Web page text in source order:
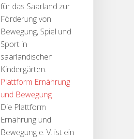
für das Saarland zur
Förderung von
Bewegung, Spiel und
Sport in
saarländischen
Kindergärten.
Plattform Ernährung
und Bewegung
Die Plattform
Ernährung und
Bewegung e. V. ist ein